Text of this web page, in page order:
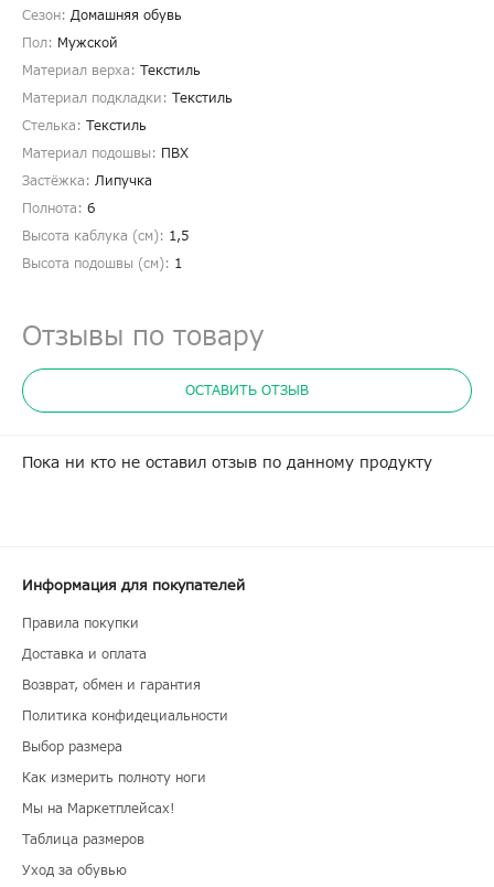
Сезон: Домашняя обувь
Пол: Мужской
Материал верха: Текстиль
Материал подкладки: Текстиль
Стелька: Текстиль
Материал подошвы: ПВХ
Застёжка: Липучка
Полнота: 6
Высота каблука (см): 1,5
Высота подошвы (см): 1
Отзывы по товару
ОСТАВИТЬ ОТЗЫВ
Пока ни кто не оставил отзыв по данному продукту
Информация для покупателей
Правила покупки
Доставка и оплата
Возврат, обмен и гарантия
Политика конфидециальности
Выбор размера
Как измерить полноту ноги
Мы на Маркетплейсах!
Таблица размеров
Уход за обувью